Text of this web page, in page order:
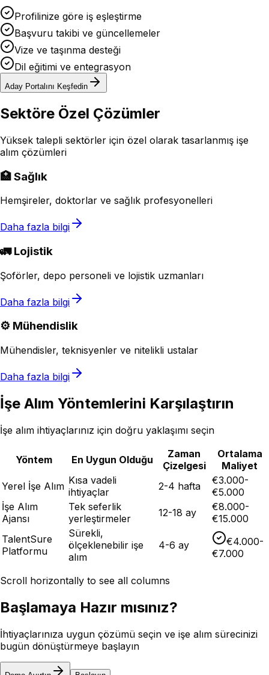
Profilinize göre iş eşleştirme
Başvuru takibi ve güncellemeler
Vize ve taşınma desteği
Dil eğitimi ve entegrasyon
Aday Portalını Keşfedin
Sektöre Özel Çözümler
Yüksek talepli sektörler için özel olarak tasarlanmış işe
alım çözümleri
🏥 Sağlık
Hemşireler, doktorlar ve sağlık profesyonelleri
Daha fazla bilgi
🚛 Lojistik
Şoförler, depo personeli ve lojistik uzmanları
Daha fazla bilgi
⚙️ Mühendislik
Mühendisler, teknisyenler ve nitelikli ustalar
Daha fazla bilgi
İşe Alım Yöntemlerini Karşılaştırın
İşe alım ihtiyaçlarınız için doğru yaklaşımı seçin
Yöntem En Uygun Olduğu
Zaman
Çizelgesi
Ortalama
Maliyet
Yerel İşe Alım Kısa vadeli
ihtiyaçlar
2-4 hafta
€3.000-
€5.000
İşe Alım
Ajansı
Tek seferlik
yerleştirmeler
12-18 ay
€8.000-
€15.000
TalentSure
Platformu
Sürekli,
ölçeklenebilir işe
alım
4-6 ay
€4.000-
€7.000
Scroll horizontally to see all columns
Başlamaya Hazır mısınız?
İhtiyaçlarınıza uygun çözümü seçin ve işe alım sürecinizi
bugün dönüştürmeye başlayın